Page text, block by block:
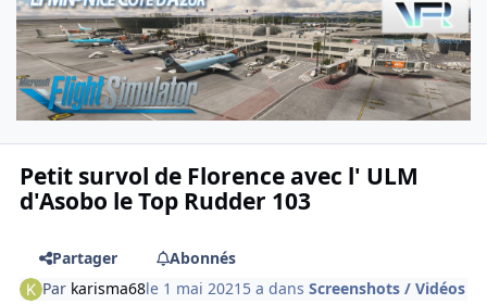
Petit survol de Florence avec l' ULM
d'Asobo le Top Rudder 103
Partager
Abonnés
Par karisma68le 1 mai 2021 5 a dansScreenshots / Vidéos